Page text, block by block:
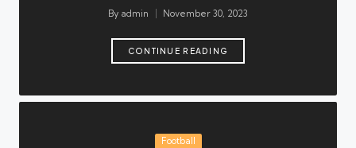
Posted
By admin November 30, 2023
CONTINUE READING
Posted
Football